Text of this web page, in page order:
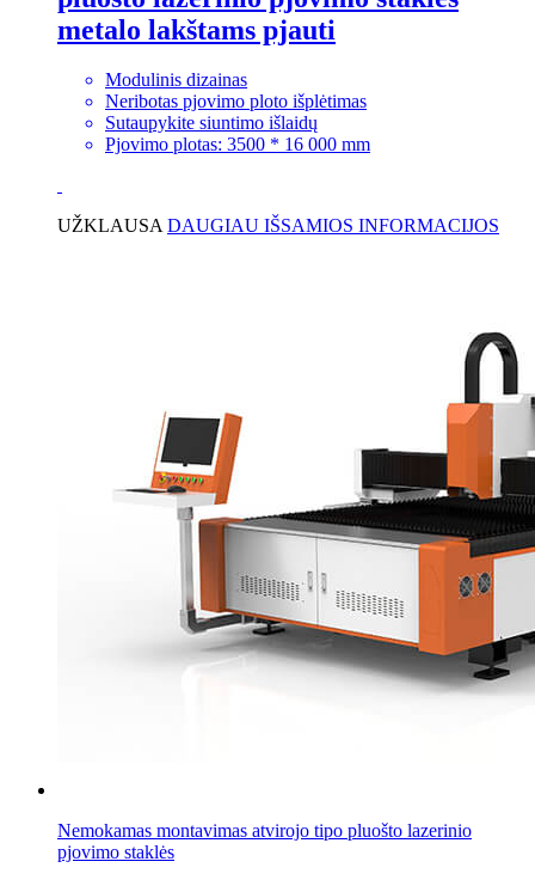
metalo lakštams pjauti
Modulinis dizainas
Neribotas pjovimo ploto išplėtimas
Sutaupykite siuntimo išlaidų
Pjovimo plotas: 3500 * 16 000 mm
UŽKLAUSA DAUGIAU IŠSAMIOS INFORMACIJOS
Nemokamas montavimas atvirojo tipo pluošto lazerinio
pjovimo staklės